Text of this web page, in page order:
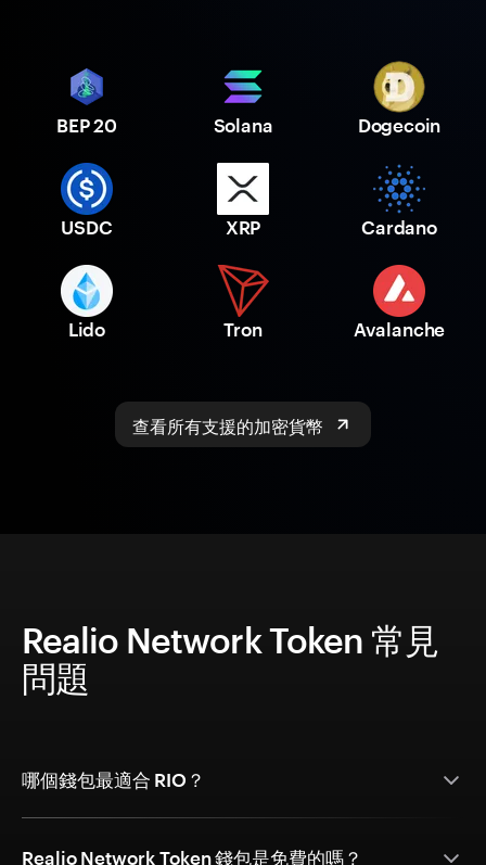
BEP 20 Solana Dogecoin
USDC XRP Cardano
Lido Tron Avalanche
查看所有支援的加密貨幣
Realio Network Token 常見
問題
哪個錢包最適合 RIO？
Realio Network Token 錢包是免費的嗎？